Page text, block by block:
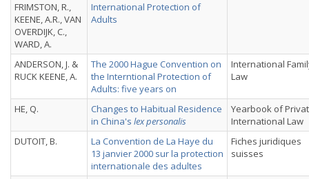
FRIMSTON, R.,
KEENE, A.R., VAN
OVERDIJK, C.,
WARD, A.
International Protection of
Adults
ANDERSON, J. &
RUCK KEENE, A.
The 2000 Hague Convention on
the Interntional Protection of
Adults: five years on
International
Law
HE, Q.
Changes to Habitual Residence
in China's lex personalis
Yearbook of
International Law
DUTOIT, B.
La Convention de La Haye du
13 janvier 2000 sur la protection
internationale des adultes
Fiches juridiques
suisses